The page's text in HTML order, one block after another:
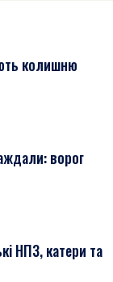
колишню
ворог
НПЗ, катери та